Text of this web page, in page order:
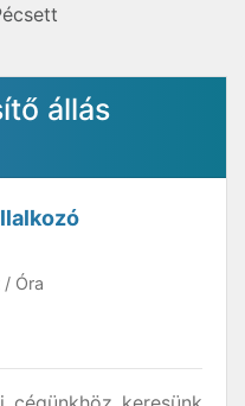
állás
/ Óra